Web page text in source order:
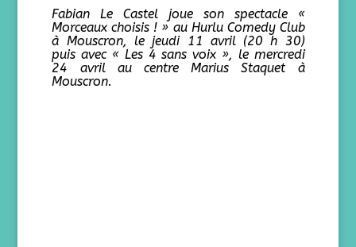
Fabian Le Castel joue son spectacle «
Morceaux choisis ! » au Hurlu Comedy Club
à Mouscron, le jeudi 11 avril (20 h 30)
puis avec « Les 4 sans voix », le mercredi
24 avril au centre Marius Staquet à
Mouscron.